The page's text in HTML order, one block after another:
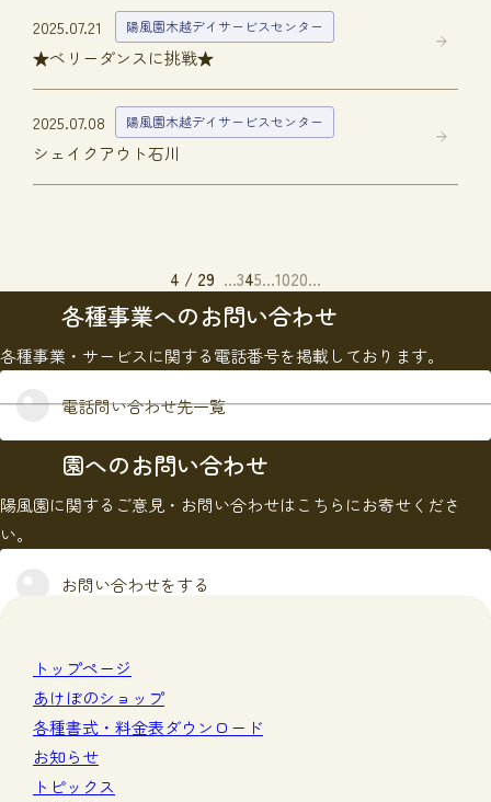
2025.07.21 陽風園木越デイサービスセンター
★ベリーダンスに挑戦★
2025.07.08 陽風園木越デイサービスセンター
シェイクアウト石川
4 / 29 ...345...1020...
各種事業へのお問い合わせ
各種事業・サービスに関する電話番号を掲載しております。
電話問い合わせ先一覧
園へのお問い合わせ
陽風園に関するご意見・お問い合わせはこちらにお寄せくださ
い。
お問い合わせをする
トップページ
あけぼのショップ
各種書式・料金表ダウンロード
お知らせ
トピックス